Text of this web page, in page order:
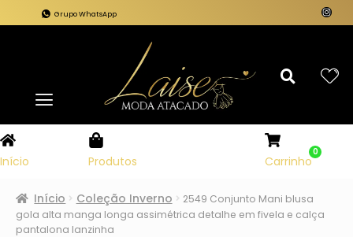
Grupo WhatsApp
Início Produtos Carrinho
0
Início Coleção Inverno
2549 Conjunto Mani blusa
gola alta manga longa assimétrica detalhe em fivela e calça
pantalona lanzinha